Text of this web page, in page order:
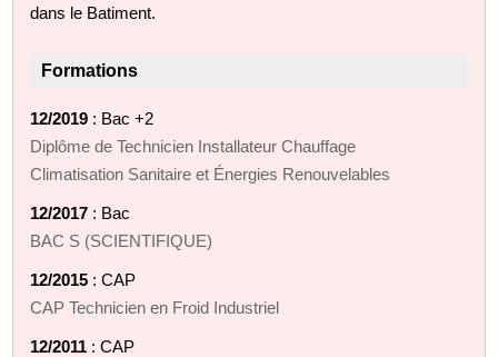
dans le Batiment.
Formations
12/2019 : Bac +2
Diplôme de Technicien Installateur Chauffage
Climatisation Sanitaire et Énergies Renouvelables
12/2017 : Bac
BAC S (SCIENTIFIQUE)
12/2015 : CAP
CAP Technicien en Froid Industriel
12/2011 : CAP